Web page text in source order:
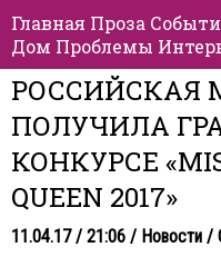
Главная Проза
Дом Проблемы
РОССИЙСКАЯ
ПОЛУЧИЛА
КОНКУРСЕ
QUEEN 2017»
11.04.17 / 21:06 / Новости /